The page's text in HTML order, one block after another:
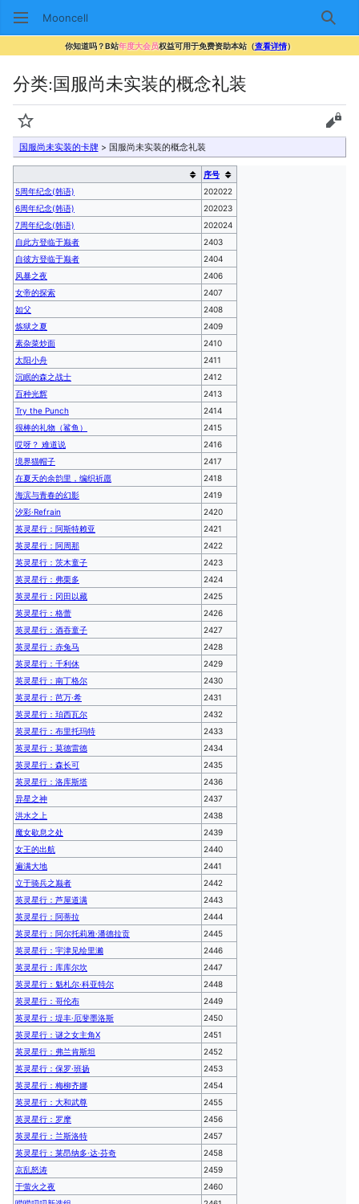
Mooncell 搜索
你知道吗？B站年度大会员权益可用于免费资助本站（查看详情）
分类:国服尚未实装的概念礼装
监视 查看
国服尚未实装的卡牌> 国服尚未实装的概念礼装
序号
5周年纪念(韩语)
202022
6周年纪念(韩语)
202023
7周年纪念(韩语)
202024
自此方登临于巅者
2403
自彼方登临于巅者
2404
风暴之夜
2406
女帝的探索
2407
如父
2408
炼狱之夏
2409
素杂菜炒面
2410
太阳小舟
2411
沉眠的森之战士
2412
百种光辉
2413
Try the Punch
2414
很棒的礼物（鲨鱼）
2415
哎呀？ 难道说
2416
境界猫帽子
2417
在夏天的余韵里，编织祈愿
2418
海滨与青春的幻影
2419
汐彩·Refrain
2420
英灵星行：阿斯特赖亚
2421
英灵星行：阿周那
2422
英灵星行：茨木童子
2423
英灵星行：弗栗多
2424
英灵星行：冈田以藏
2425
英灵星行：格蕾
2426
英灵星行：酒吞童子
2427
英灵星行：赤兔马
2428
英灵星行：千利休
2429
英灵星行：南丁格尔
2430
英灵星行：芭万·希
2431
英灵星行：珀西瓦尔
2432
英灵星行：布里托玛特
2433
英灵星行：莫德雷德
2434
英灵星行：森长可
2435
英灵星行：洛库斯塔
2436
异星之神
2437
洪水之上
2438
魔女歇息之处
2439
女王的出航
2440
遍满大地
2441
立于骑兵之巅者
2442
英灵星行：芦屋道满
2443
英灵星行：阿蒂拉
2444
英灵星行：阿尔托莉雅·潘德拉贡
2445
英灵星行：宇津见绘里濑
2446
英灵星行：库库尔坎
2447
英灵星行：魁札尔·科亚特尔
2448
英灵星行：哥伦布
2449
英灵星行：堤丰·厄斐墨洛斯
2450
英灵星行：谜之女主角X
2451
英灵星行：弗兰肯斯坦
2452
英灵星行：保罗·班扬
2453
英灵星行：梅柳齐娜
2454
英灵星行：大和武尊
2455
英灵星行：罗摩
2456
英灵星行：兰斯洛特
2457
英灵星行：莱昂纳多·达·芬奇
2458
京乱怒涛
2459
于萤火之夜
2460